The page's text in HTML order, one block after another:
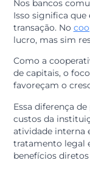
A
Nos bancos
Isso significa
transação. No